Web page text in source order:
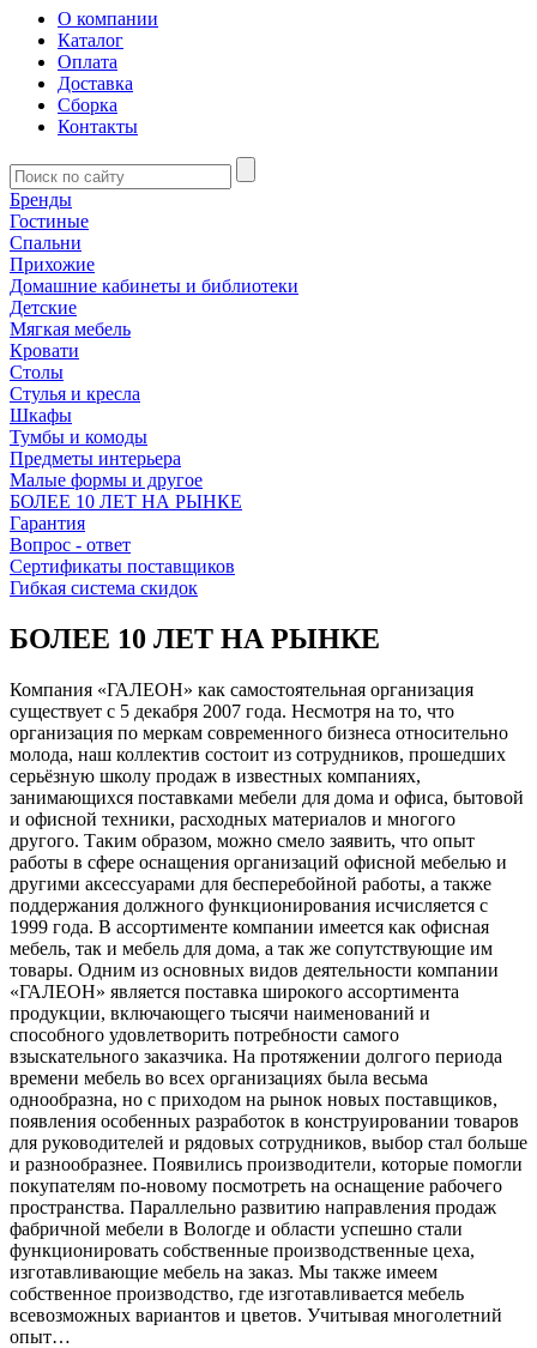
О компании
Каталог
Оплата
Доставка
Сборка
Контакты
Бренды
Гостиные
Спальни
Прихожие
Домашние кабинеты и библиотеки
Детские
Мягкая мебель
Кровати
Столы
Стулья и кресла
Шкафы
Тумбы и комоды
Предметы интерьера
Малые формы и другое
БОЛЕЕ 10 ЛЕТ НА РЫНКЕ
Гарантия
Вопрос - ответ
Сертификаты поставщиков
Гибкая система скидок
БОЛЕЕ 10 ЛЕТ НА РЫНКЕ
Компания «ГАЛЕОН» как самостоятельная организация
существует с 5 декабря 2007 года. Несмотря на то, что
организация по меркам современного бизнеса относительно
молода, наш коллектив состоит из сотрудников, прошедших
серьёзную школу продаж в известных компаниях,
занимающихся поставками мебели для дома и офиса, бытовой
и офисной техники, расходных материалов и многого
другого. Таким образом, можно смело заявить, что опыт
работы в сфере оснащения организаций офисной мебелью и
другими аксессуарами для бесперебойной работы, а также
поддержания должного функционирования исчисляется с
1999 года. В ассортименте компании имеется как офисная
мебель, так и мебель для дома, а так же сопутствующие им
товары. Одним из основных видов деятельности компании
«ГАЛЕОН» является поставка широкого ассортимента
продукции, включающего тысячи наименований и
способного удовлетворить потребности самого
взыскательного заказчика. На протяжении долгого периода
времени мебель во всех организациях была весьма
однообразна, но с приходом на рынок новых поставщиков,
появления особенных разработок в конструировании товаров
для руководителей и рядовых сотрудников, выбор стал больше
и разнообразнее. Появились производители, которые помогли
покупателям по-новому посмотреть на оснащение рабочего
пространства. Параллельно развитию направления продаж
фабричной мебели в Вологде и области успешно стали
функционировать собственные производственные цеха,
изготавливающие мебель на заказ. Мы также имеем
собственное производство, где изготавливается мебель
всевозможных вариантов и цветов. Учитывая многолетний
опыт…